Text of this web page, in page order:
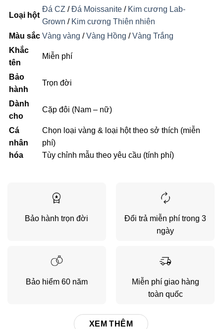
Loại hột
Đá CZ /Đá Moissanite / Kim cương Lab-
Grown / Kim cương Thiên nhiên
Màu sắc Vàng vàng /Vàng Hồng /Vàng Trắng
Khắc
tên
Miễn phí
Bảo
hành
Trọn đời
Dành
cho
Cặp đôi (Nam – nữ)
Cá
nhân
hóa
Chọn loại vàng & loại hột theo sở thích (miễn
phí)
Tùy chỉnh mẫu theo yêu cầu (tính phí)
Bảo hành trọn đời
Đổi trả miễn phí trong 3
ngày
Bảo hiểm 60 năm
Miễn phí giao hàng
toàn quốc
XEM THÊM